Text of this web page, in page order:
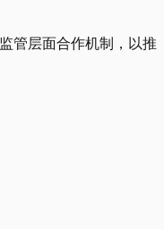
管层面合作机制，以推